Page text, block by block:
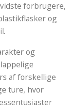
forbrugere,
og
og
af forskellige
ture, hvor